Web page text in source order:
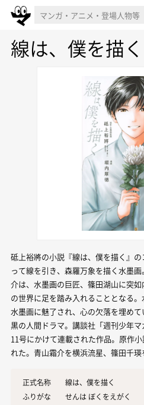
線は、僕を描く
砥上裕將の小説『線は、僕を描く』
って線を引き、森羅万象を描く水墨
介は、水墨画の巨匠、篠田湖山に突
の世界に足を踏み入れることとなる。
水墨画に魅了され、心の欠落を埋め
黒の人間ドラマ。講談社「週刊少年
11号にかけて連載された作品。原作
れた。青山霜介を横浜流星、篠田千瑛
正式名称
線は、僕を描く
ふりがな
せんは ぼくをえがく